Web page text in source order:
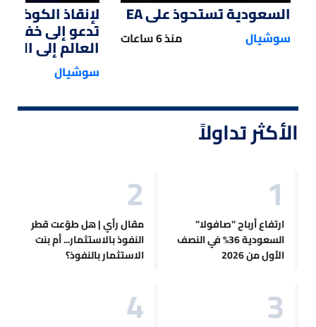
السعودية تستحوذ على EA
سوشيال منذ 6 ساعات
لإنقاذ
تدعو إلى
العالم إلى
سوشيال
الأكثر تداولاً
ارتفاع أرباح "صافولا"
السعودية 36% في النصف
الأول من 2026
مقال رأي | هل طوّعت قطر
النفوذ بالاستثمار... أم بنت
الاستثمار بالنفوذ؟